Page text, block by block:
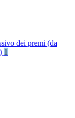
dei premi (da
1